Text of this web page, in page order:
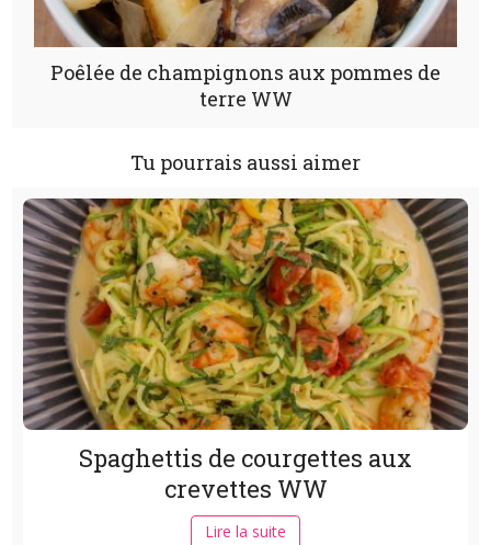
Poêlée de champignons aux pommes de
terre WW
Tu pourrais aussi aimer
Spaghettis de courgettes aux
crevettes WW
Lire la suite